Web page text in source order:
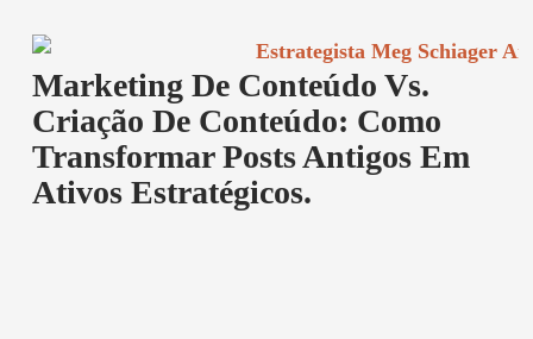
Marketing De Conteúdo Vs.
Criação De Conteúdo: Como
Transformar Posts Antigos Em
Ativos Estratégicos.